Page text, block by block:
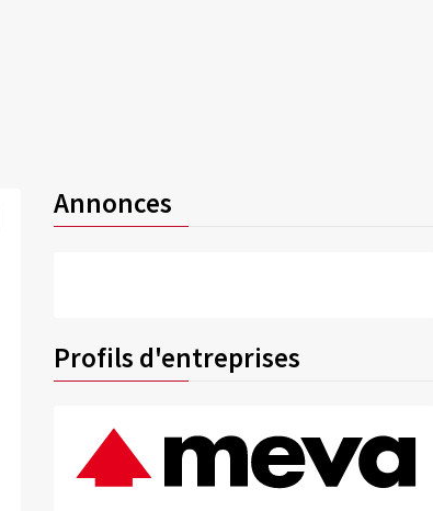
Annonces
Profils d'entreprises